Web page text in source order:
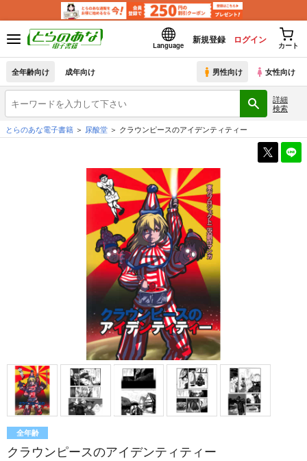
Language
新規登録 ログイン
カート
全年齢向け 成年向け 男性向け 女性向け
詳細
検索
とらのあな電子書籍
尿酸堂 クラウンピースのアイデンティティー
全年齢
クラウンピースのアイデンティティー